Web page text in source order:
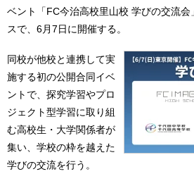
ベント「FC今治高校里山校 学びの交流
スで、6月7日に開催する。
同校が他校と連携して実
施する初の公開合同イベ
ントで、探究学習やプロ
ジェクト型学習に取り組
む高校生・大学関係者が
集い、学校の枠を越えた
学びの交流を行う。